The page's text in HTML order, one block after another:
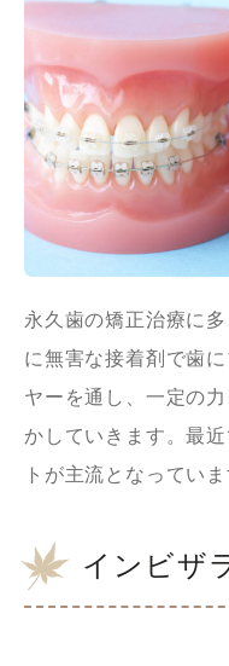
永久歯の矯正治療に
に無害な接着剤で歯
ヤーを通し、一定の
かしていきます。最
トが主流となっていま
インビザ